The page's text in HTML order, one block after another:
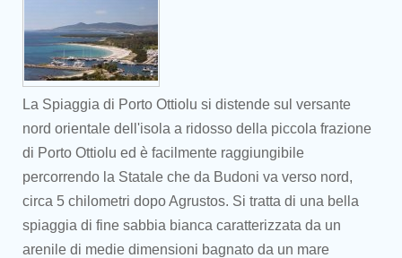
La Spiaggia di Porto Ottiolu si distende sul versante
nord orientale dell'isola a ridosso della piccola frazione
di Porto Ottiolu ed è facilmente raggiungibile
percorrendo la Statale che da Budoni va verso nord,
circa 5 chilometri dopo Agrustos. Si tratta di una bella
spiaggia di fine sabbia bianca caratterizzata da un
arenile di medie dimensioni bagnato da un mare